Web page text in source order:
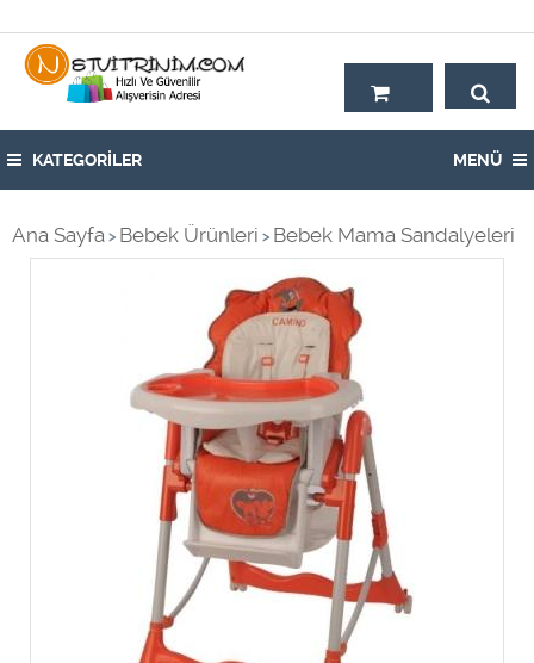
KATEGORİLER MENÜ
Ana Sayfa > Bebek Ürünleri > Bebek Mama Sandalyeleri